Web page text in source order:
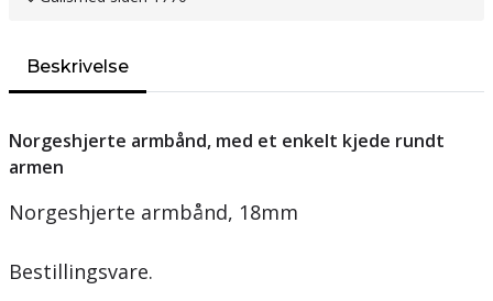
Beskrivelse
Norgeshjerte armbånd, med et enkelt kjede rundt
armen
Norgeshjerte armbånd, 18mm
Bestillingsvare.